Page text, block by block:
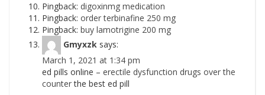
Pingback: digoxinmg medication
Pingback: order terbinafine 250 mg
Pingback: buy lamotrigine 200 mg
Gmyxzk says:
March 1, 2021 at 1:34 pm
ed pills online – erectile dysfunction drugs over the
counterthe best ed pill